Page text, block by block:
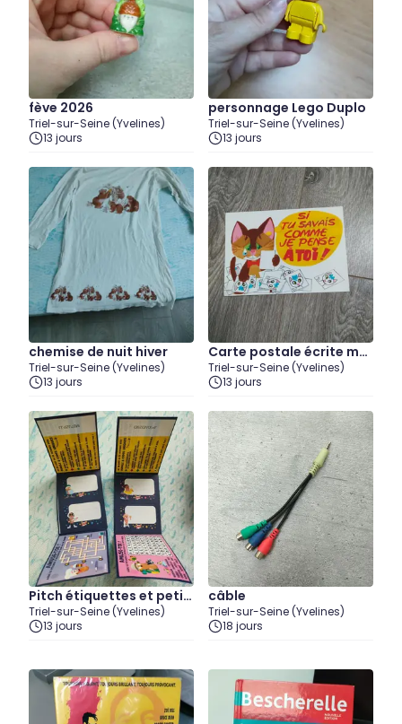
fève 2026
Triel-sur-Seine (Yvelines)
13 jours
personnage Lego Duplo
Triel-sur-Seine (Yvelines)
13 jours
chemise de nuit hiver
Triel-sur-Seine (Yvelines)
13 jours
Carte postale écrite mai
s non affranchie
Triel-sur-Seine (Yvelines)
13 jours
Pitch étiquettes et petit
s jeux
Triel-sur-Seine (Yvelines)
13 jours
câble
Triel-sur-Seine (Yvelines)
18 jours